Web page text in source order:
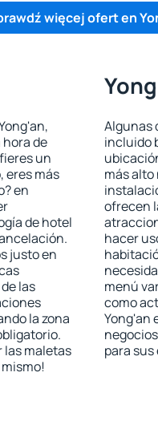
więcej ofert en
de
un
eres más
en
de hotel
justo en
las
la zona
las maletas
Algunas
incluido
más alto
ofrecen
hacer
menú
como
Yong'an
para sus